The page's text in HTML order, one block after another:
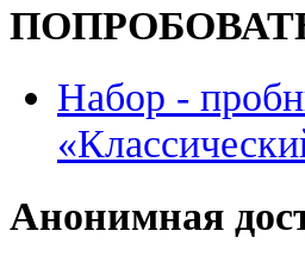
Набор -
Анонимная